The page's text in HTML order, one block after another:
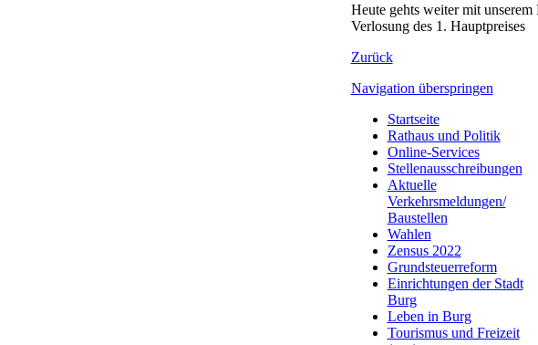
Heute gehts weiter mit
Verlosung des 1. Hauptpreises
Zurück
Navigation überspringen
Startseite
Rathaus und Politik
Online-Services
Stellenausschreibungen
Aktuelle
Verkehrsmeldungen/
Baustellen
Wahlen
Zensus 2022
Grundsteuerreform
Einrichtungen der Stadt
Burg
Leben in Burg
Tourismus und Freizeit